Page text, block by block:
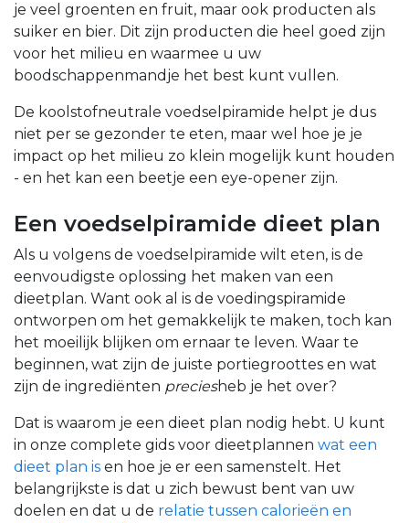
je veel groenten en fruit, maar ook producten als
suiker en bier. Dit zijn producten die heel goed zijn
voor het milieu en waarmee u uw
boodschappenmandje het best kunt vullen.
De koolstofneutrale voedselpiramide helpt je dus
niet per se gezonder te eten, maar wel hoe je je
impact op het milieu zo klein mogelijk kunt houden
- en het kan een beetje een eye-opener zijn.
Een voedselpiramide dieet plan
Als u volgens de voedselpiramide wilt eten, is de
eenvoudigste oplossing het maken van een
dieetplan. Want ook al is de voedingspiramide
ontworpen om het gemakkelijk te maken, toch kan
het moeilijk blijken om ernaar te leven. Waar te
beginnen, wat zijn de juiste portiegroottes en wat
zijn de ingrediënten preciesheb je het over?
Dat is waarom je een dieet plan nodig hebt. U kunt
in onze complete gids voor dieetplannen wat een
dieet plan is en hoe je er een samenstelt. Het
belangrijkste is dat u zich bewust bent van uw
doelen en dat u de relatie tussen calorieën en